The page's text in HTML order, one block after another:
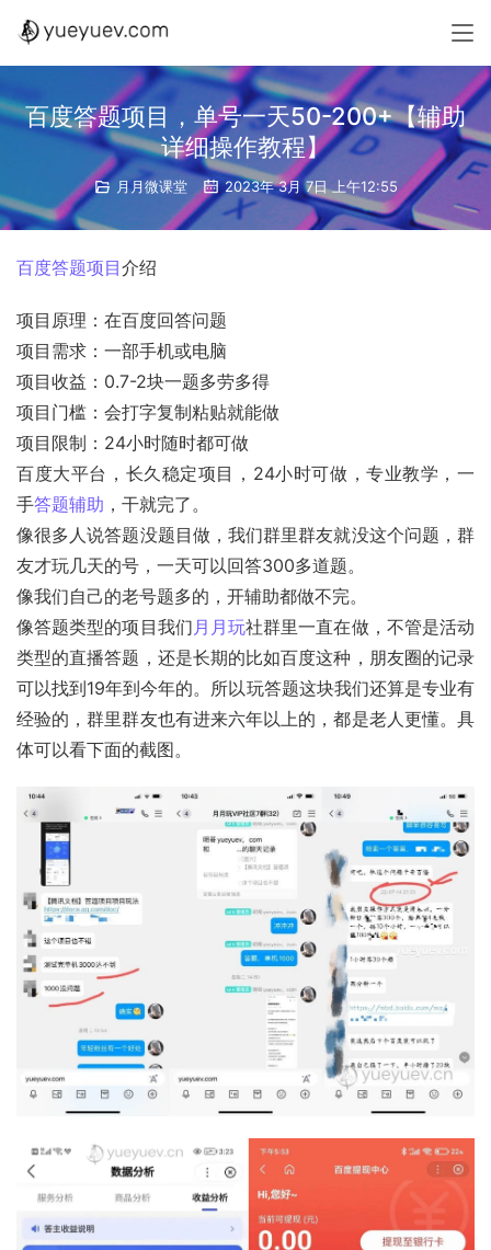
百度答题项目，单号一天50-200+【辅助
详细操作教程】
月月微课堂 2023年 3月 7日 上午12:55
百度答题项目介绍
项目原理：在百度回答问题
项目需求：一部手机或电脑
项目收益：0.7-2块一题多劳多得
项目门槛：会打字复制粘贴就能做
项目限制：24小时随时都可做
百度大平台，长久稳定项目，24小时可做，专业教学，一
手答题辅助 ，干就完了。
像很多人说答题没题目做，我们群里群友就没这个问题，群
友才玩几天的号，一天可以回答300多道题。
像我们自己的老号题多的，开辅助都做不完。
像答题类型的项目我们 月月玩社群里一直在做，不管是活动
类型的直播答题，还是长期的比如百度这种，朋友圈的记录
可以找到19年到今年的。所以玩答题这块我们还算是专业有
经验的，群里群友也有进来六年以上的，都是老人更懂。具
体可以看下面的截图。